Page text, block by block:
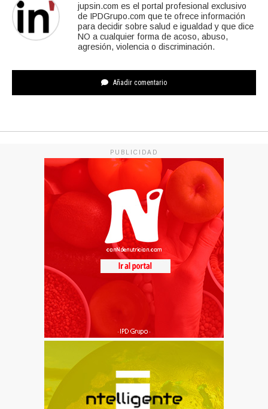
jupsin.com es el portal profesional exclusivo
de IPDGrupo.com que te ofrece información
para decidir sobre salud e igualdad y que dice
NO a cualquier forma de acoso, abuso,
agresión, violencia o discriminación.
Añadir comentario
PUBLICIDAD